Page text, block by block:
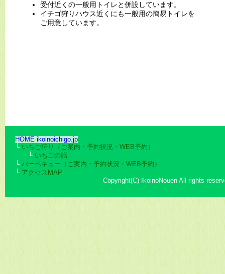
受付近くの一般用トイレと併設しています。
イチゴ狩りハウス近くにも一般用の簡易トイレを
ご用意しています。
HOME ikoinoichigo.jp
└ いちご狩り（ご案内・予約状況・WEB予約）
└ いちごの話
└ バーベキュー（ご案内・予約状況・WEB予約）
└ アクセスMAP
Copyright(C) IkoinoNouen All rights